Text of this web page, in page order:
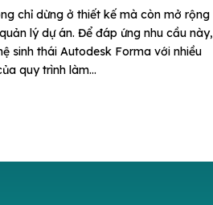
chỉ dừng ở thiết kế mà còn mở rộng
lý dự án. Để đáp ứng nhu cầu này,
sinh thái Autodesk Forma với nhiều
quy trình làm...